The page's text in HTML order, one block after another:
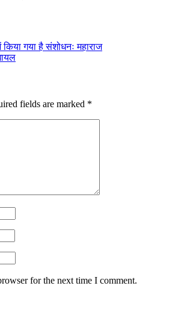
किया गया है संशोधनः महाराज
fields are marked *
for the next time I comment.